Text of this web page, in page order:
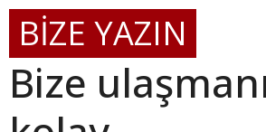
BİZE YAZIN
Bize